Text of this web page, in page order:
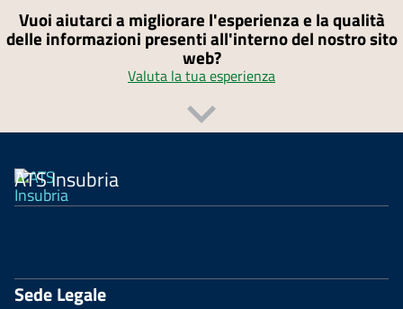
Vuoi aiutarci a migliorare l'esperienza e la qualità
delle informazioni presenti all'interno del nostro sito
web?
Valuta la tua esperienza
ATS Insubria
Sede Legale